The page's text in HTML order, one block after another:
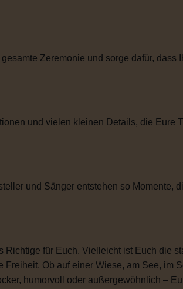
Zeremonie und sorge dafür, dass
und vielen kleinen Details, die Eure
und Sänger entstehen so Momente,
für Euch. Vielleicht ist Euch die
Ob auf einer Wiese, am See, im
humorvoll oder außergewöhnlich –